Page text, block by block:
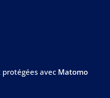
protégées avec Matomo